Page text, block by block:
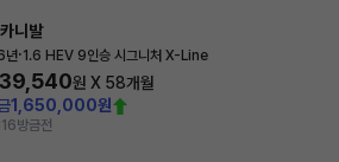
니발
년·1.6 HEV 9인승 시그니처 X-Line
원 X 58개월
1,650,000원
방금전